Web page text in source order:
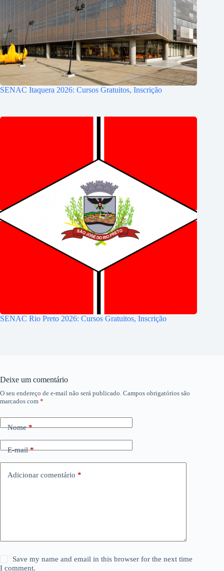
SENAC Itaquera 2026: Cursos Gratuitos, Inscrição
SENAC Rio Preto 2026: Cursos Gratuitos, Inscrição
Deixe um comentário
O seu endereço de e-mail não será publicado. Campos obrigatórios são
marcados com *
Nome*
E-mail*
Adicionar comentário *
Save my name and email in this browser for the next time
I comment.